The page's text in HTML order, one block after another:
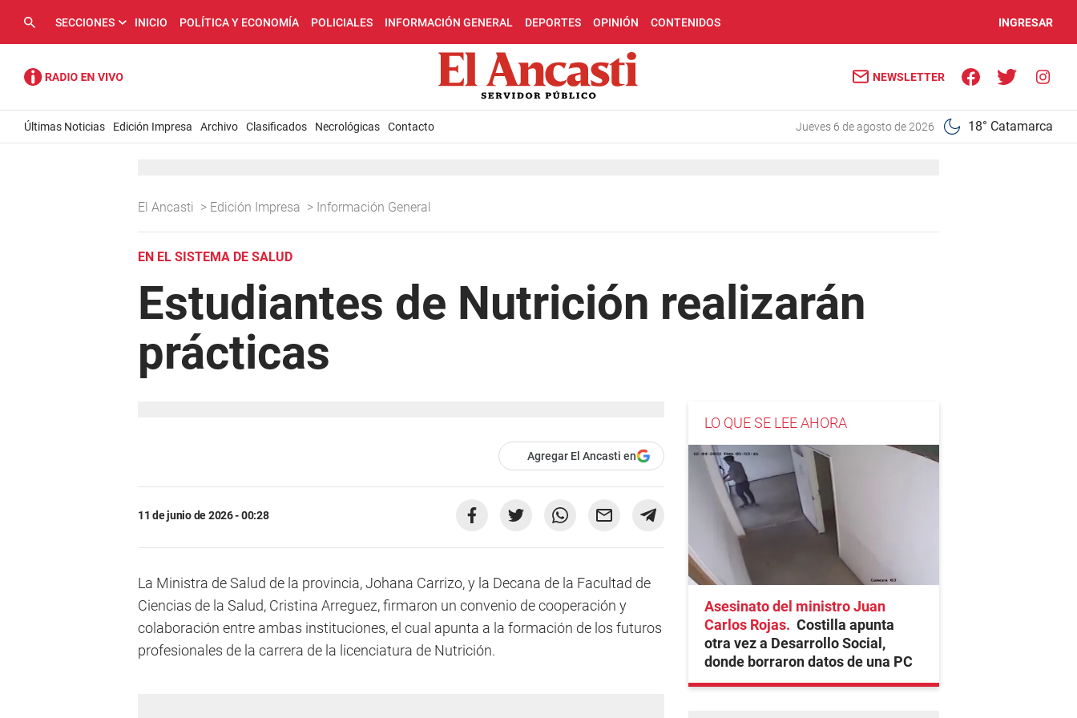
SECCIONES INICIO POLÍTICA Y ECONOMÍA POLICIALES INFORMACIÓN GENERAL DEPORTES OPINIÓN CONTENIDOS INGRESAR
NEWSLETTER
Últimas Noticias Edición Impresa Archivo Clasificados Necrológicas Contacto jueves 6 de agosto de 2026 18° Catamarca
El Ancasti > Edición Impresa > Información General
EN EL SISTEMA DE SALUD
Estudiantes de Nutrición realizarán
prácticas
Agregar El Ancasti en
11 de junio de 2026 - 00:28
La Ministra de Salud de la provincia, Johana Carrizo, y la Decana de la Facultad de
Ciencias de la Salud, Cristina Arreguez, firmaron un convenio de cooperación y
colaboración entre ambas instituciones, el cual apunta a la formación de los futuros
profesionales de la carrera de la licenciatura de Nutrición.
LO QUE SE LEE AHORA
Asesinato del ministro Juan
Carlos Rojas
Costilla apunta
otra vez a Desarrollo Social,
donde borraron datos de una PC